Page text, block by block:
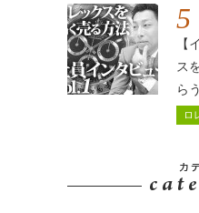
5
【
ス
ら
ロ